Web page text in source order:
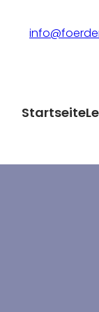
Startseite